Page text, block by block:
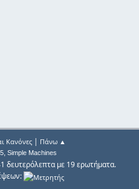
Κανόνες| Πάνω ▲
, Simple Machines
δευτερόλεπτα με 19 ερωτήματα.